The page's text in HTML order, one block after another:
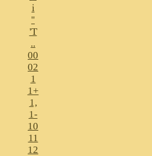
i
''
'T
..
00
02
1
1+
1,
1-
10
11
12